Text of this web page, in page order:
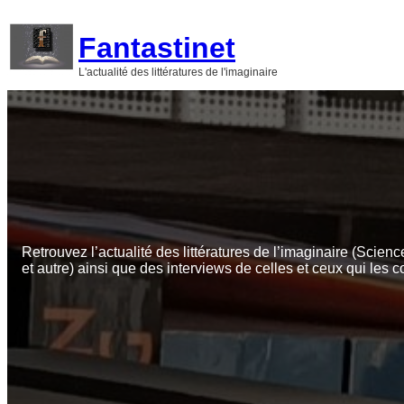
contenu
Fantastinet
L'actualité des littératures de l'imaginaire
Retrouvez l’actualité des littératures de l’imaginaire
et autre) ainsi que des interviews de celles et ceux qui les